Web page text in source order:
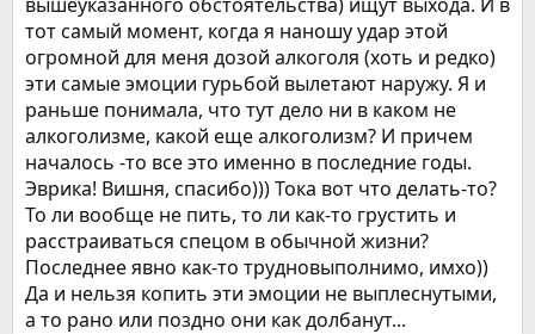
тот самый момент, когда я наношу удар этой
огромной для меня дозой алкоголя (хоть и редко)
эти самые эмоции гурьбой вылетают наружу. Я и
раньше понимала, что тут дело ни в каком не
алкоголизме, какой еще алкоголизм? И причем
началось -то все это именно в последние годы.
Эврика! Вишня, спасибо))) Тока вот что делать-то?
То ли вообще не пить, то ли как-то грустить и
расстраиваться спецом в обычной жизни?
Последнее явно как-то трудновыполнимо, имхо))
Да и нельзя копить эти эмоции не выплеснутыми,
а то рано или поздно они как долбанут...